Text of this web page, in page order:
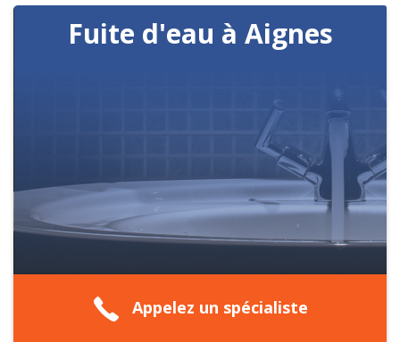
Fuite d'eau à Aignes
Appelez un spécialiste